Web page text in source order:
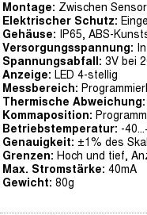
Montage: Zwischen
Elektrischer Schutz:
Gehäuse: IP65, ABS-
Versorgungsspannung:
Spannungsabfall: 3V bei
Anzeige: LED 4-stellig
Messbereich:
Thermische Abweichung:
Kommaposition:
Betriebstemperatur: -
Genauigkeit: ±1% des
Grenzen: Hoch und tief,
Max. Stromstärke: 40mA
Gewicht: 80g